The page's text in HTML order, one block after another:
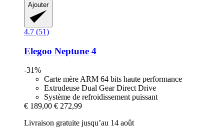
Ajouter
4.7 (51)
Elegoo Neptune 4
-31%
Carte mère ARM 64 bits haute performance
Extrudeuse Dual Gear Direct Drive
Système de refroidissement puissant
€ 189,00 € 272,99
Livraison gratuite jusqu’au 14 août